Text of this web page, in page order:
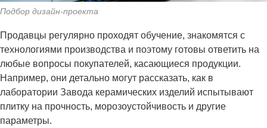
Подбор дизайн-проекта
Продавцы регулярно проходят обучение, знакомятся с
технологиями производства и поэтому готовы ответить на
любые вопросы покупателей, касающиеся продукции.
Например, они детально могут рассказать, как в
лаборатории Завода керамических изделий испытывают
плитку на прочность, морозоустойчивость и другие
параметры.